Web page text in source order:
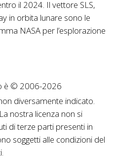
il 2024. Il vettore SLS,
in orbita lunare sono le
NASA per l’esplorazione
è © 2006-2026
diversamente indicato.
nostra licenza non si
di terze parti presenti in
soggetti alle condizioni del